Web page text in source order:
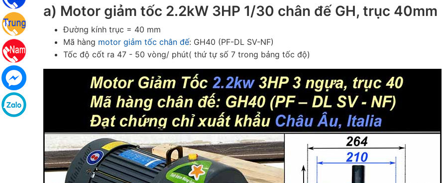
a) Motor giảm tốc 2.2kW 3HP 1/30 chân đế GH, trục 40mm
Đường kính trục = 40 mm
Mã hàng motor giảm tốc chân đế: GH40 (PF-DL SV-NF)
Tốc độ cốt ra 47 - 50 vòng/ phút( thứ tự số 7 trong bảng tốc độ)